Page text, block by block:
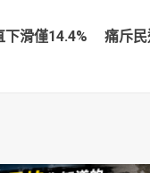
滑僅14.4%
痛斥